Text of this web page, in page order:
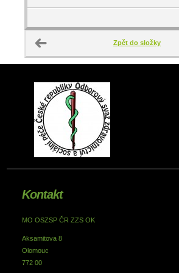
Zpět do složky
Kontakt
MO OSZSP ČR ZZS OK
Aksamitova 8
Olomouc
772 00